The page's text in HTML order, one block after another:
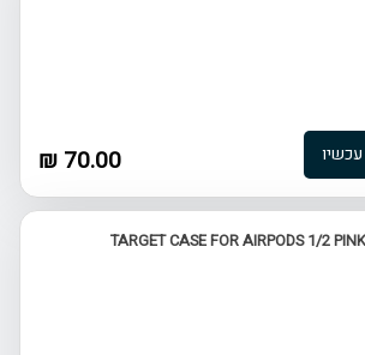
70.00 ₪
TARGET CASE FOR AIRPODS 1/2 PINK